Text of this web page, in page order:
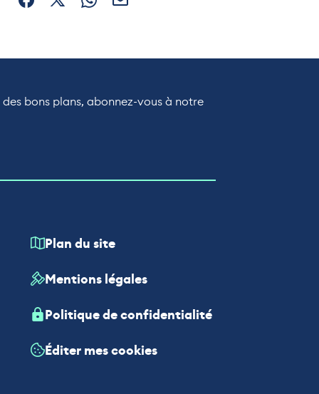
Partager sur Facebook (nouvelle fenêtre)
Partager sur X / Twitter (nouvelle fenêtre)
Partager sur WhatsApp
Partager par mail
bons plans, abonnez-vous à notre
Plan du site
Mentions légales
Politique de confidentialité
Éditer mes cookies